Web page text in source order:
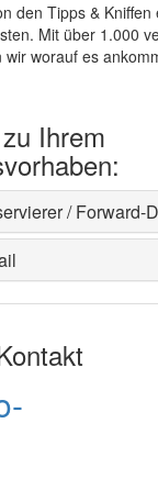
den Tipps &
Mit über 1.000
worauf es
Ihrem
/ Forward-